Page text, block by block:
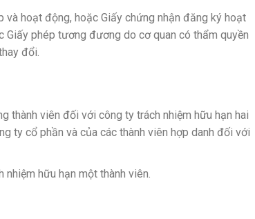
hoạt động, hoặc Giấy chứng nhận đăng ký hoạt
phép tương đương do cơ quan có thẩm quyền
đổi.
thành viên đối với công ty trách nhiệm hữu hạn hai
ty cổ phần và của các thành viên hợp danh đối với
hữu hạn một thành viên.